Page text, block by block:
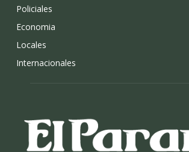
Policiales
Economia
Locales
Internacionales